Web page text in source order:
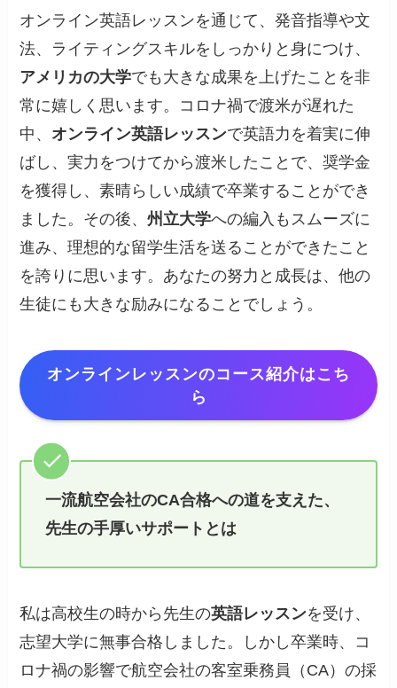
オンライン英語レッスンを通じて、発音指導や文
法、ライティングスキルをしっかりと身につけ、
アメリカの大学でも大きな成果を上げたことを非
常に嬉しく思います。コロナ禍で渡米が遅れた
中、 オンライン英語レッスンで英語力を着実に伸
ばし、実力をつけてから渡米したことで、奨学金
を獲得し、素晴らしい成績で卒業することができ
ました。その後、州立大学への編入もスムーズに
進み、理想的な留学生活を送ることができたこと
を誇りに思います。あなたの努力と成長は、他の
生徒にも大きな励みになることでしょう。
オンラインレッスンのコース紹介はこち
ら
一流航空会社のCA合格への道を支えた、
先生の手厚いサポートとは
私は高校生の時から先生の英語レッスンを受け、
志望大学に無事合格しました。しかし卒業時、コ
ロナ禍の影響で航空会社の客室乗務員（CA）の採